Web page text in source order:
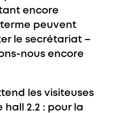
encore
peuvent
le secrétariat –
nous encore
les visiteuses
hall 2.2 : pour la